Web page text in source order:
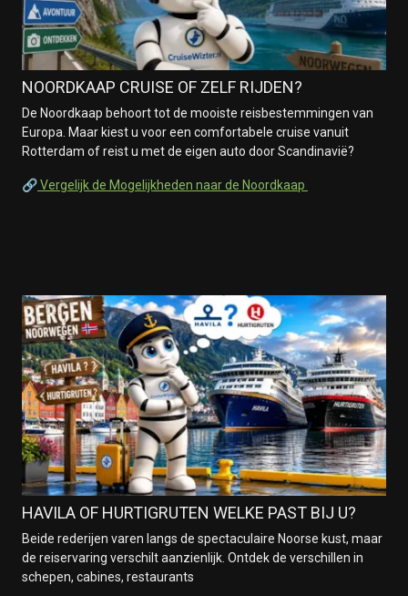
NOORDKAAP CRUISE OF ZELF RIJDEN?
De Noordkaap behoort tot de mooiste reisbestemmingen van
Europa. Maar kiest u voor een comfortabele cruise vanuit
Rotterdam of reist u met de eigen auto door Scandinavië?
🔗Vergelijk de Mogelijkheden naar de Noordkaap
HAVILA OF HURTIGRUTEN WELKE PAST BIJ U?
Beide rederijen varen langs de spectaculaire Noorse kust, maar
de reiservaring verschilt aanzienlijk. Ontdek de verschillen in
schepen, cabines, restaurants